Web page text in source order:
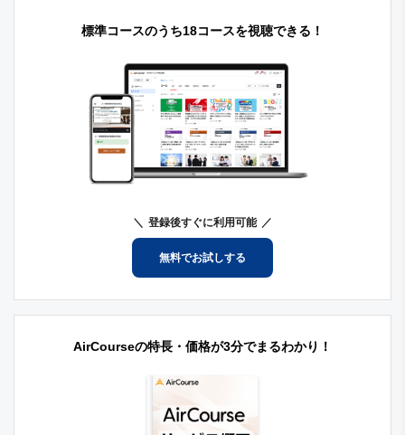
標準コースのうち18コースを視聴できる！
登録後すぐに利用可能
無料でお試しする
AirCourseの特長・価格が3分でまるわかり！